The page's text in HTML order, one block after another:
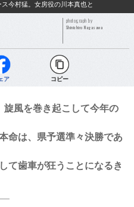
今村猛。女房役の川本真也と
photograph by
Shinichiro Nagasawa
ア コピー
風を巻き起こして今年の
命は、県予選準々決勝であ
て歯車が狂うことになるき